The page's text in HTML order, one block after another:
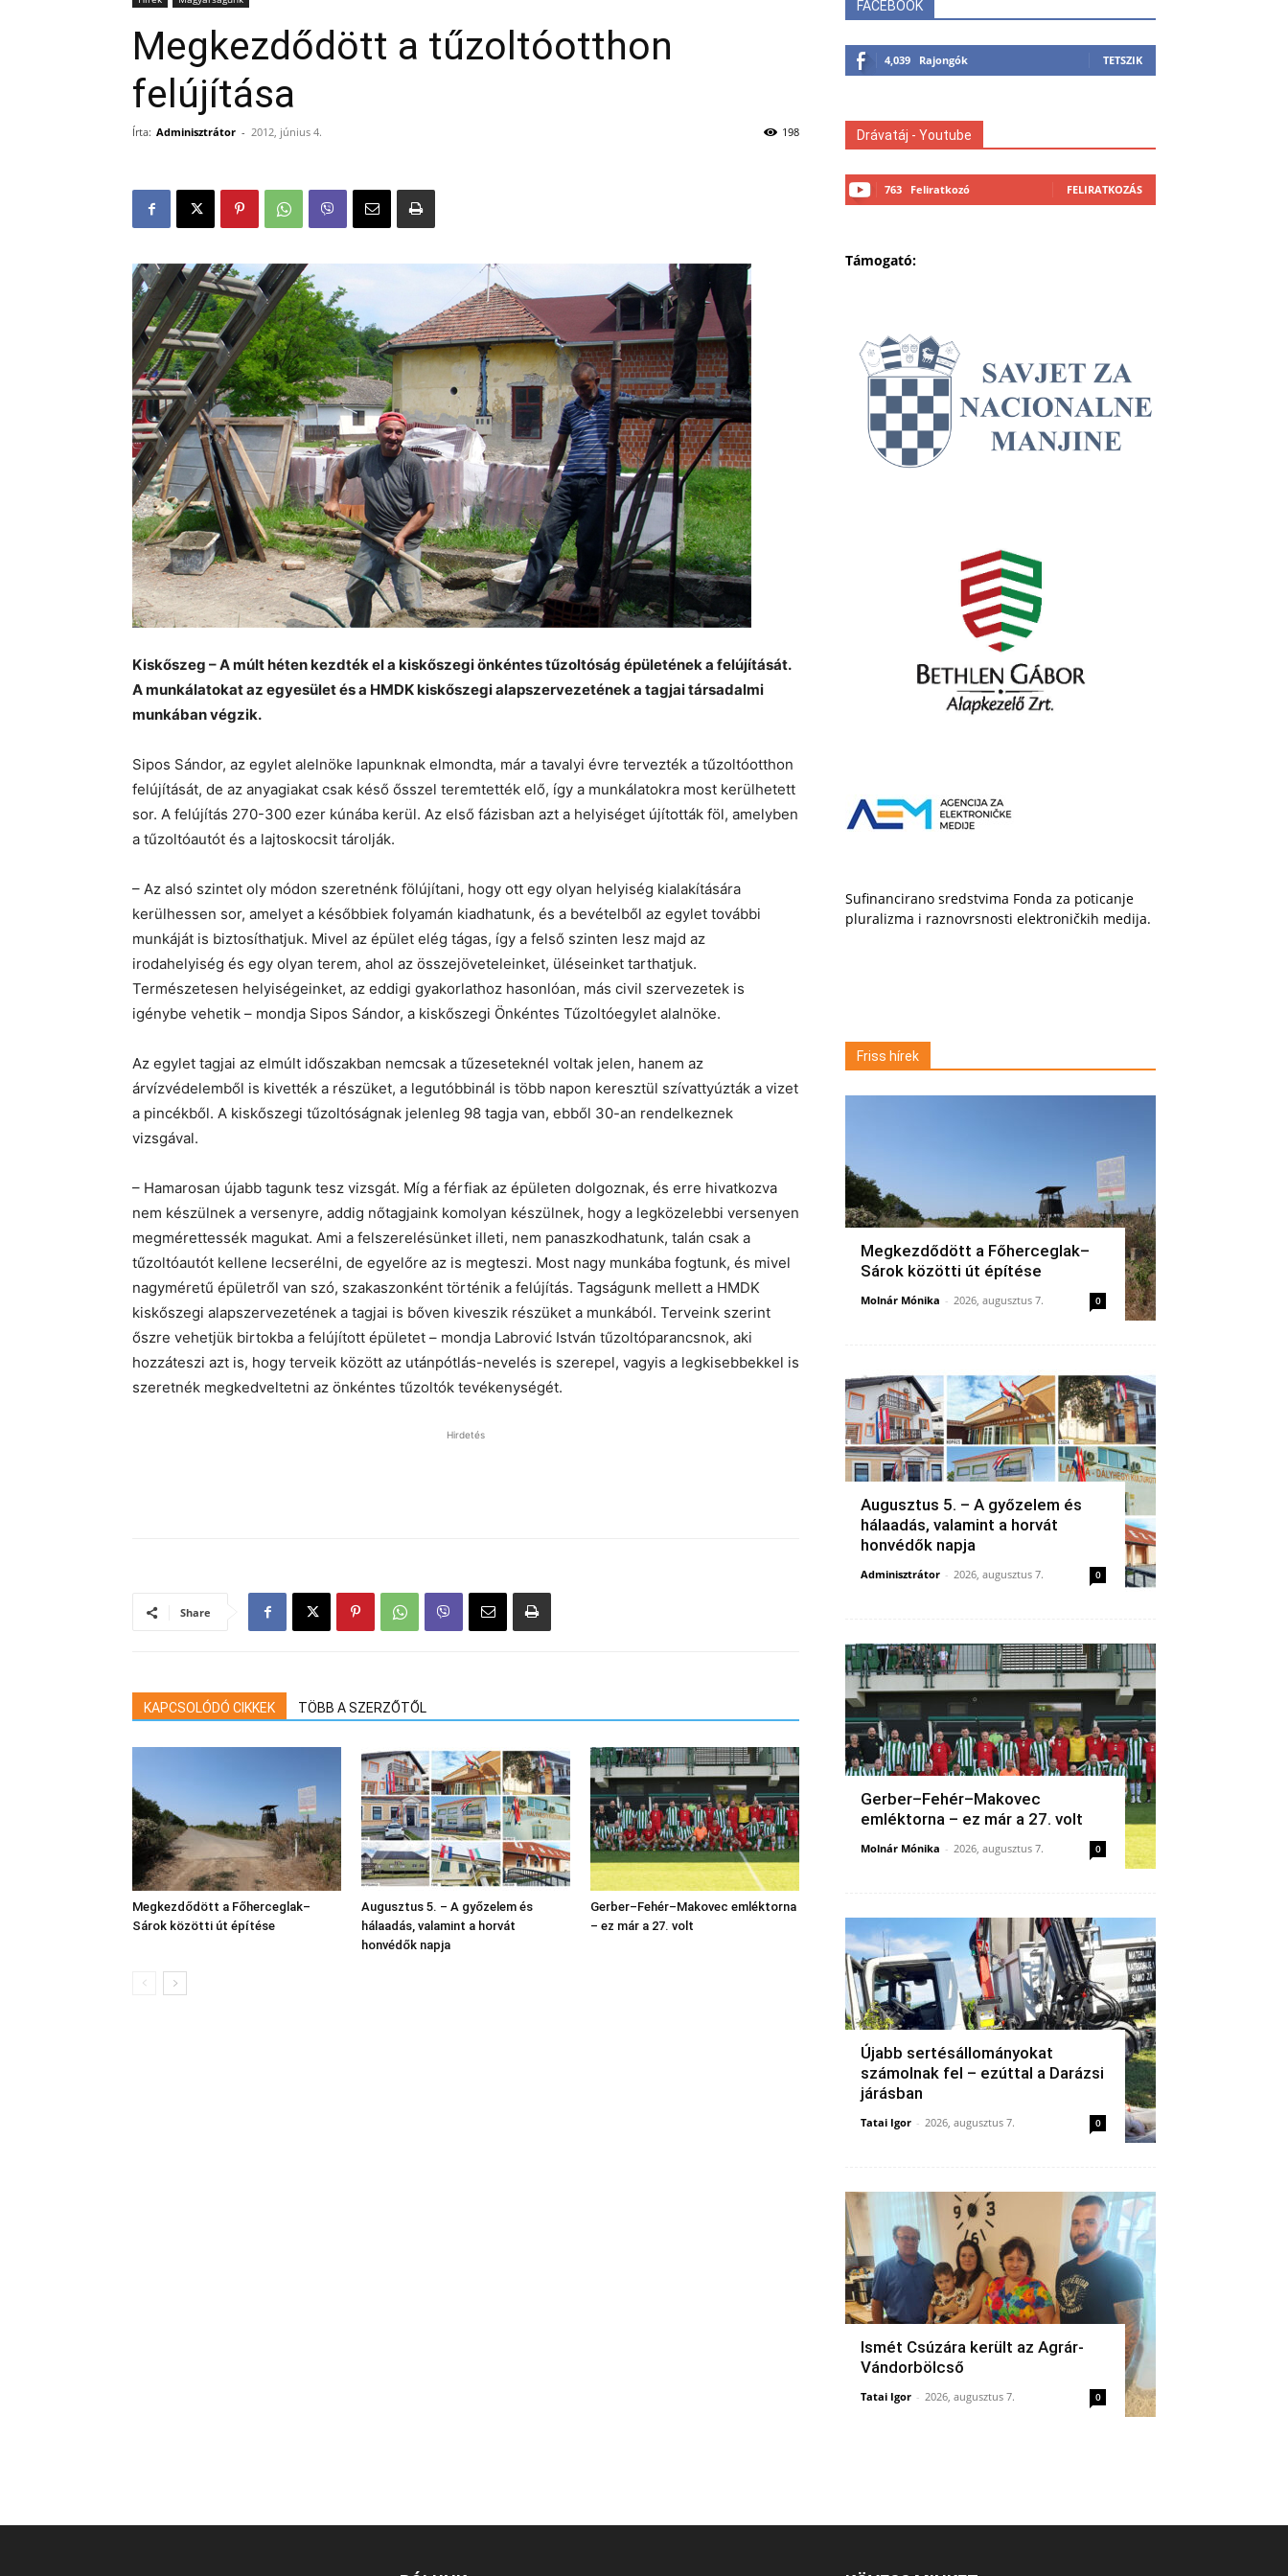
Megkezdődött a tűzoltóotthon
felújítása
Írta: Adminisztrátor - 2012, június 4. 198
Kiskőszeg – A múlt héten kezdték el a kiskőszegi önkéntes tűzoltóság épületének a felújítását.
A munkálatokat az egyesület és a HMDK kiskőszegi alapszervezetének a tagjai társadalmi
munkában végzik.
Sipos Sándor, az egylet alelnöke lapunknak elmondta, már a tavalyi évre tervezték a tűzoltóotthon
felújítását, de az anyagiakat csak késő ősszel teremtették elő, így a munkálatokra most kerülhetett
sor. A felújítás 270-300 ezer kúnába kerül. Az első fázisban azt a helyiséget újították föl, amelyben
a tűzoltóautót és a lajtoskocsit tárolják.
– Az alsó szintet oly módon szeretnénk fölújítani, hogy ott egy olyan helyiség kialakítására
kerülhessen sor, amelyet a későbbiek folyamán kiadhatunk, és a bevételből az egylet további
munkáját is biztosíthatjuk. Mivel az épület elég tágas, így a felső szinten lesz majd az
irodahelyiség és egy olyan terem, ahol az összejöveteleinket, üléseinket tarthatjuk.
Természetesen helyiségeinket, az eddigi gyakorlathoz hasonlóan, más civil szervezetek is
igénybe vehetik – mondja Sipos Sándor, a kiskőszegi Önkéntes Tűzoltóegylet alalnöke.
Az egylet tagjai az elmúlt időszakban nemcsak a tűzeseteknél voltak jelen, hanem az
árvízvédelemből is kivették a részüket, a legutóbbinál is több napon keresztül szívattyúzták a vizet
a pincékből. A kiskőszegi tűzoltóságnak jelenleg 98 tagja van, ebből 30-an rendelkeznek
vizsgával.
– Hamarosan újabb tagunk tesz vizsgát. Míg a férfiak az épületen dolgoznak, és erre hivatkozva
nem készülnek a versenyre, addig nőtagjaink komolyan készülnek, hogy a legközelebbi versenyen
megmérettessék magukat. Ami a felszerelésünket illeti, nem panaszkodhatunk, talán csak a
tűzoltóautót kellene lecserélni, de egyelőre az is megteszi. Most nagy munkába fogtunk, és mivel
nagyméretű épületről van szó, szakaszonként történik a felújítás. Tagságunk mellett a HMDK
kiskőszegi alapszervezetének a tagjai is bőven kiveszik részüket a munkából. Terveink szerint
őszre vehetjük birtokba a felújított épületet – mondja Labrović István tűzoltóparancsnok, aki
hozzáteszi azt is, hogy terveik között az utánpótlás-nevelés is szerepel, vagyis a legkisebbekkel is
szeretnék megkedveltetni az önkéntes tűzoltók tevékenységét.
Hirdetés
Share
KAPCSOLÓDÓ CIKKEK TÖBB A SZERZŐTŐL
Megkezdődött a Főherceglak–
Sárok közötti út építése
Augusztus 5. – A győzelem és
hálaadás, valamint a horvát
honvédők napja
Gerber–Fehér–Makovec emléktorna
– ez már a 27. volt
FACEBOOK
4,039 Rajongók TETSZIK
Drávatáj - Youtube
763 Feliratkozó FELIRATKOZÁS
Támogató:
Sufinancirano sredstvima Fonda za poticanje
pluralizma i raznovrsnosti elektroničkih medija.
Friss hírek
Megkezdődött a Főherceglak–
Sárok közötti út építése
Molnár Mónika - 2026, augusztus 7. 0
Augusztus 5. – A győzelem és
hálaadás, valamint a horvát
honvédők napja
Adminisztrátor - 2026, augusztus 7. 0
Gerber–Fehér–Makovec
emléktorna – ez már a 27. volt
Molnár Mónika - 2026, augusztus 7. 0
Újabb sertésállományokat
számolnak fel – ezúttal a Darázsi
járásban
Tatai Igor - 2026, augusztus 7. 0
Ismét Csúzára került az Agrár-
Vándorbölcső
Tatai Igor - 2026, augusztus 7. 0